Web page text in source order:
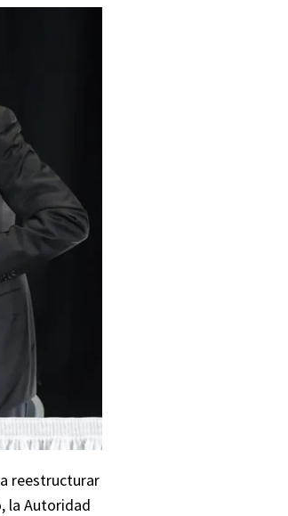
reestructurar
la Autoridad